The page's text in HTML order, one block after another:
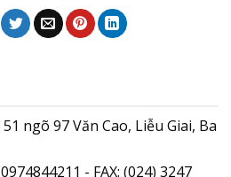
ngõ 97 Văn Cao, Liễu Giai, Ba
- FAX: (024) 3247